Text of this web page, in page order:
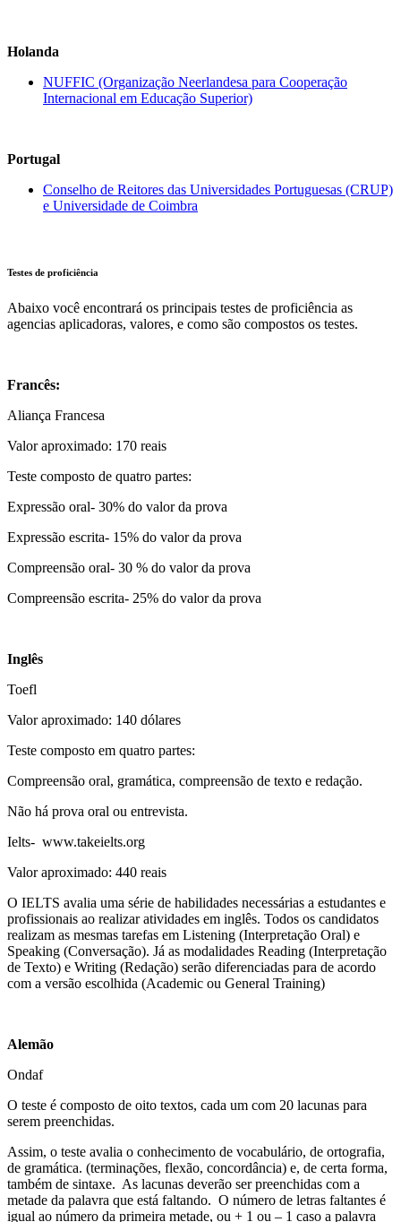
Holanda
NUFFIC (Organização Neerlandesa para Cooperação
Internacional em Educação Superior)
Portugal
Conselho de Reitores das Universidades Portuguesas (CRUP)
e Universidade de Coimbra
Testes de proficiência
Abaixo você encontrará os principais testes de proficiência as
agencias aplicadoras, valores, e como são compostos os testes.
Francês:
Aliança Francesa
Valor aproximado: 170 reais
Teste composto de quatro partes:
Expressão oral- 30% do valor da prova
Expressão escrita- 15% do valor da prova
Compreensão oral- 30 % do valor da prova
Compreensão escrita- 25% do valor da prova
Inglês
Toefl
Valor aproximado: 140 dólares
Teste composto em quatro partes:
Compreensão oral, gramática, compreensão de texto e redação.
Não há prova oral ou entrevista.
Ielts- www.takeielts.org
Valor aproximado: 440 reais
O IELTS avalia uma série de habilidades necessárias a estudantes e
profissionais ao realizar atividades em inglês. Todos os candidatos
realizam as mesmas tarefas em Listening (Interpretação Oral) e
Speaking (Conversação). Já as modalidades Reading (Interpretação
de Texto) e Writing (Redação) serão diferenciadas para de acordo
com a versão escolhida (Academic ou General Training)
Alemão
Ondaf
O teste é composto de oito textos, cada um com 20 lacunas para
serem preenchidas.
Assim, o teste avalia o conhecimento de vocabulário, de ortografia,
de gramática. (terminações, flexão, concordância) e, de certa forma,
também de sintaxe. As lacunas deverão ser preenchidas com a
metade da palavra que está faltando. O número de letras faltantes é
igual ao número da primeira metade, ou + 1 ou – 1 caso a palavra